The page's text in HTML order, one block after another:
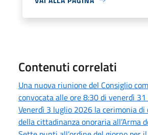
Contenuti correlati
Una nuova riunione del Consiglio
convocata alle ore 8:30 di venerdì
Venerdì 3 luglio 2026 la cerimonia
della cittadinanza onoraria all’Arma